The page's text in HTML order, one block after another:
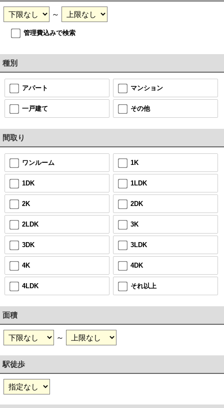
～
管理費込みで検索
種別
アパート マンション
一戸建て その他
間取り
ワンルーム 1K
1DK 1LDK
2K 2DK
2LDK 3K
3DK 3LDK
4K 4DK
4LDK それ以上
面積
～
駅徒歩